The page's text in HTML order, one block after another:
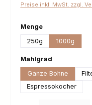
Preise inkl. MwSt. zzgl.
Mengeauswählen
250g
1000g
Mahlgrad
Ganze Bohne
Espressokocher